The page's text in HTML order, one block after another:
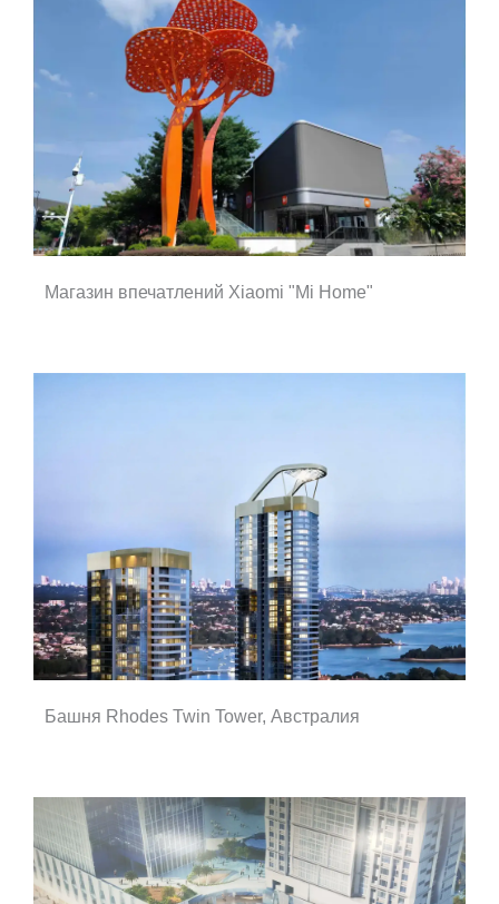
Магазин впечатлений Xiaomi "Mi Home"
Башня Rhodes Twin Tower, Австралия